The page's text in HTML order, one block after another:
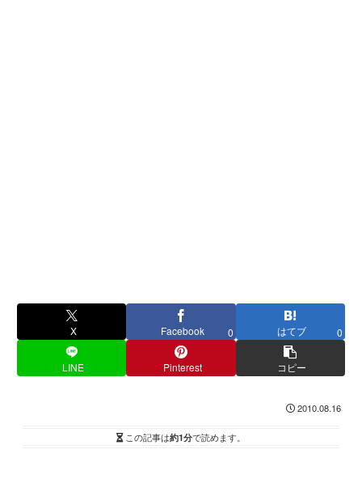
X Facebook 0 はてブ 0
LINE Pinterest コピー
2010.08.16
この記事は約1分で読めます。